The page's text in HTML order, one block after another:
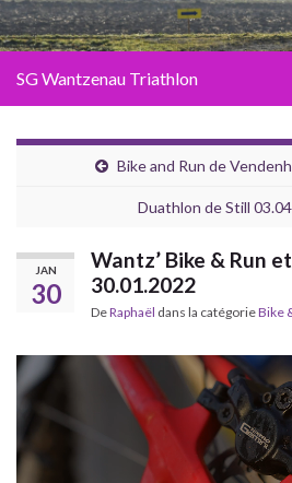
SG Wantzenau Triathlon
Bike and Run de
Duathlon de Still
JAN
30
Wantz’ Bike & Run
30.01.2022
DeRaphaël dans la catégorieBike